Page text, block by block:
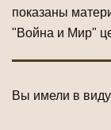
показаны
"Война и Мир"
Вы имели в